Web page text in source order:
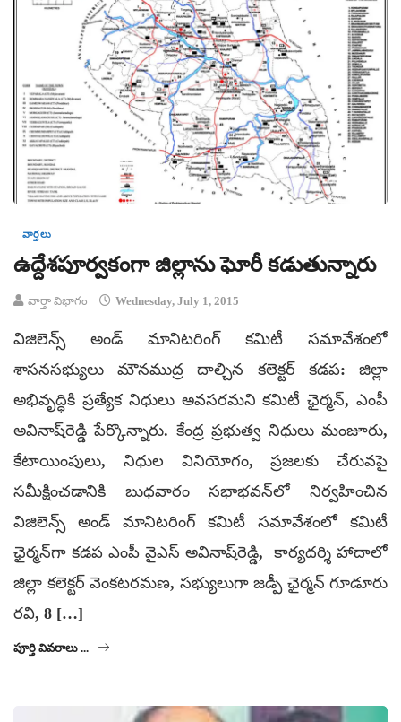
వార్తలు
ఉద్దేశపూర్వకంగా జిల్లాను ఘోరీ కడుతున్నారు
వార్తా విభాగం Wednesday, July 1, 2015
విజిలెన్స్ అండ్ మానిటరింగ్ కమిటీ సమావేశంలో
శాసనసభ్యులు మౌనముద్ర దాల్చిన కలెక్టర్ కడప: జిల్లా
అభివృద్ధికి ప్రత్యేక నిధులు అవసరమని కమిటీ ఛైర్మన్, ఎంపీ
అవినాష్‌రెడ్డి పేర్కొన్నారు. కేంద్ర ప్రభుత్వ నిధులు మంజూరు,
కేటాయింపులు, నిధుల వినియోగం, ప్రజలకు చేరువపై
సమీక్షించడానికి బుధవారం సభాభవన్‌లో నిర్వహించిన
విజిలెన్స్ అండ్ మానిటరింగ్ కమిటీ సమావేశంలో కమిటీ
ఛైర్మన్‌గా కడప ఎంపీ వైఎస్ అవినాష్‌రెడ్డి, కార్యదర్శి హాదాలో
జిల్లా కలెక్టర్ వెంకటరమణ, సభ్యులుగా జడ్పీ ఛైర్మన్ గూడూరు
రవి, 8 […]
పూర్తి వివరాలు ...